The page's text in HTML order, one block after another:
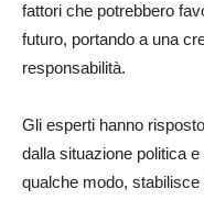
fattori che potrebbero
futuro, portando a una
responsabilità.
Gli esperti hanno
dalla situazione politica
qualche modo,